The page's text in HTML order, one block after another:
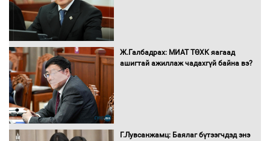
Нөөцийн махны худалдаа,
Монгол Улс “COP17”-д “Тал хээрийн
Ж.Галбадрах: МИАТ ТӨХК яагаад
ашигтай ажиллаж чадахгүй байна вэ?
Г.Лувсанжамц: Баялаг бүтээгчдэд энэ